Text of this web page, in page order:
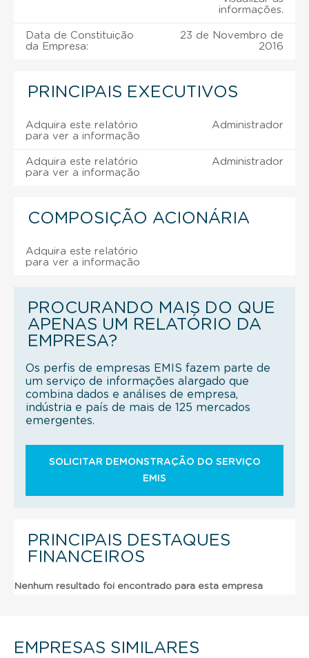
informações.
Data de Constituição
da Empresa:
23 de Novembro de
2016
PRINCIPAIS EXECUTIVOS
Adquira este relatório
para ver a informação
Administrador
Adquira este relatório
para ver a informação
Administrador
COMPOSIÇÃO ACIONÁRIA
Adquira este relatório
para ver a informação
PROCURANDO MAIS DO QUE
APENAS UM RELATÓRIO DA
EMPRESA?
Os perfis de empresas EMIS fazem parte de
um serviço de informações alargado que
combina dados e análises de empresa,
indústria e país de mais de 125 mercados
emergentes.
SOLICITAR DEMONSTRAÇÃO DO SERVIÇO
EMIS
PRINCIPAIS DESTAQUES
FINANCEIROS
Nenhum resultado foi encontrado para esta empresa
EMPRESAS SIMILARES